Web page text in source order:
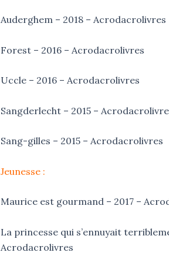
Auderghem – 2018 – Acrodacrolivres
Forest – 2016 – Acrodacrolivres
Uccle – 2016 – Acrodacrolivres
Sangderlecht – 2015 –
Sang-gilles – 2015 – Acrodacrolivres
Jeunesse :
Maurice est gourmand – 2017 –
La princesse qui s’ennuyait
Acrodacrolivres